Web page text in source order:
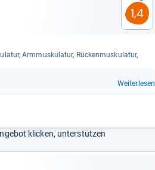
1,4
Arm­mus­ku­la­tur, Rücken­mus­ku­la­tur,
Weiterlesen
klicken, unterstützen